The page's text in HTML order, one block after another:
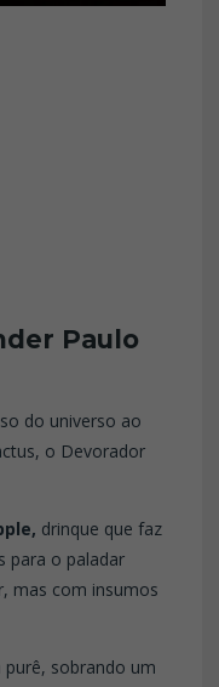
Paulo
do universo ao
o Devorador
drinque que faz
para o paladar
mas com insumos
sobrando um